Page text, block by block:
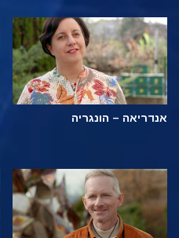
אנדריאה – הונגריה